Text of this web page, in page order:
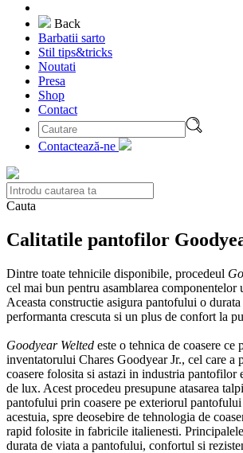
Back
Barbatii sarto
Stil tips&tricks
Noutati
Presa
Shop
Contact
Contactează-ne
Cauta
Calitatile pantofilor
Dintre toate tehnicile disponibile, procedeul
cel mai bun pentru asamblarea
Aceasta constructie asigura pantofului o
performanta crescuta si un plus de confort la
Goodyear Welted este o tehnica de coasere ce
inventatorului Chares Goodyear Jr., cel care a
coasere folosita si astazi in industria pantofilor
de lux. Acest procedeu presupune atasarea
pantofului prin coasere pe exteriorul
acestuia, spre deosebire de tehnologia de
rapid folosite in fabricile italienesti.
durata de viata a pantofului, confortul si